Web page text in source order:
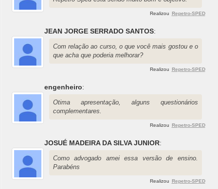
Realizou Repetro-SPED
JEAN JORGE SERRADO SANTOS:
Com relação ao curso, o que você mais gostou e o
que acha que poderia melhorar?
Realizou Repetro-SPED
engenheiro:
Otima apresentação, alguns questionários
complementares.
Realizou Repetro-SPED
JOSUÉ MADEIRA DA SILVA JUNIOR:
Como advogado amei essa versão de ensino.
Parabéns
Realizou Repetro-SPED